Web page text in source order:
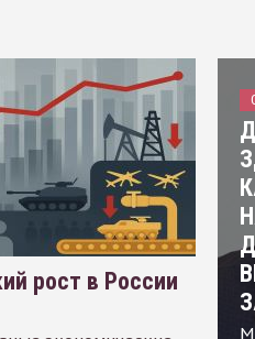
рост в России